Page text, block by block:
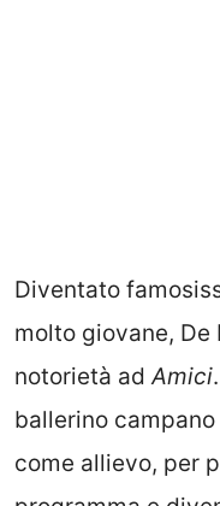
Diventato
molto giovane, De
notorietà adAmici
ballerino
come allievo, per